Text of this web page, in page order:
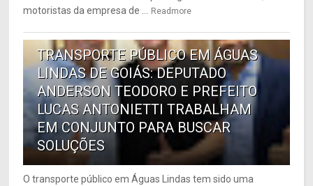
motoristas da empresa de ... Readmore
6
TRANSPORTE PÚBLICO EM ÁGUAS
LINDAS DE GOIÁS: DEPUTADO
ANDERSON TEODORO E PREFEITO
LUCAS ANTONIETTI TRABALHAM
EM CONJUNTO PARA BUSCAR
SOLUÇÕES
O transporte público em Águas Lindas tem sido uma